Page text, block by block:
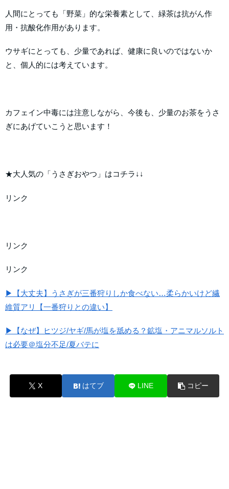
人間にとっても「野菜」的な栄養素として、緑茶は抗がん作
用・抗酸化作用があります。
ウサギにとっても、少量であれば、健康に良いのではないか
と、個人的には考えています。
カフェイン中毒には注意しながら、今後も、少量のお茶をうさ
ぎにあげていこうと思います！
★大人気の「うさぎおやつ」はコチラ↓↓
リンク
リンク
リンク
▶【大丈夫】うさぎが三番狩りしか食べない…柔らかいけど繊
維質アリ【一番狩りとの違い】
▶【なぜ】ヒツジ/ヤギ/馬が塩を舐める？鉱塩・アニマルソルト
は必要＠塩分不足/夏バテに
X はてブ LINE コピー